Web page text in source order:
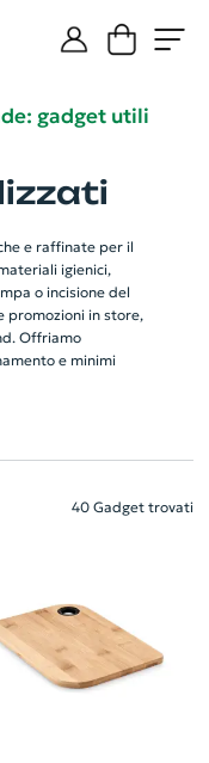
gadget utili
e raffinate per il
igienici,
o incisione del
promozioni in store,
Offriamo
e minimi
40 Gadget trovati